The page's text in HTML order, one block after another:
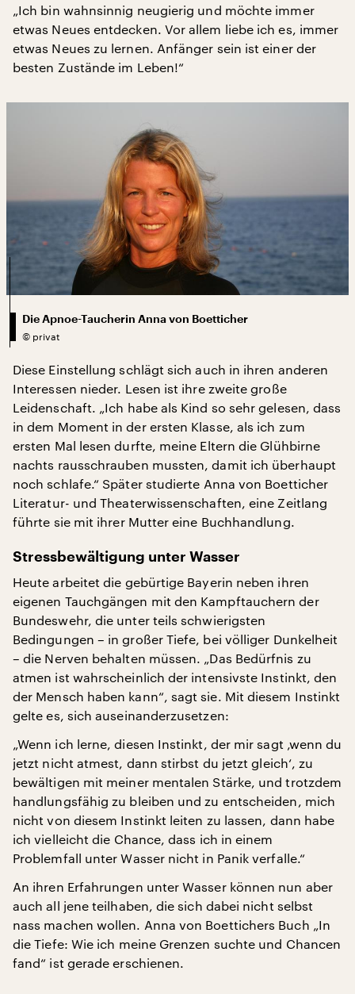
„Ich bin wahnsinnig neugierig und möchte immer
etwas Neues entdecken. Vor allem liebe ich es, immer
etwas Neues zu lernen. Anfänger sein ist einer der
besten Zustände im Leben!“
Die Apnoe-Taucherin Anna von Boetticher
© privat
Diese Einstellung schlägt sich auch in ihren anderen
Interessen nieder. Lesen ist ihre zweite große
Leidenschaft. „Ich habe als Kind so sehr gelesen, dass
in dem Moment in der ersten Klasse, als ich zum
ersten Mal lesen durfte, meine Eltern die Glühbirne
nachts rausschrauben mussten, damit ich überhaupt
noch schlafe.“ Später studierte Anna von Boetticher
Literatur- und Theaterwissenschaften, eine Zeitlang
führte sie mit ihrer Mutter eine Buchhandlung.
Stressbewältigung unter Wasser
Heute arbeitet die gebürtige Bayerin neben ihren
eigenen Tauchgängen mit den Kampftauchern der
Bundeswehr, die unter teils schwierigsten
Bedingungen – in großer Tiefe, bei völliger Dunkelheit
– die Nerven behalten müssen. „Das Bedürfnis zu
atmen ist wahrscheinlich der intensivste Instinkt, den
der Mensch haben kann“, sagt sie. Mit diesem Instinkt
gelte es, sich auseinanderzusetzen:
„Wenn ich lerne, diesen Instinkt, der mir sagt ‚wenn du
jetzt nicht atmest, dann stirbst du jetzt gleich‘, zu
bewältigen mit meiner mentalen Stärke, und trotzdem
handlungsfähig zu bleiben und zu entscheiden, mich
nicht von diesem Instinkt leiten zu lassen, dann habe
ich vielleicht die Chance, dass ich in einem
Problemfall unter Wasser nicht in Panik verfalle.“
An ihren Erfahrungen unter Wasser können nun aber
auch all jene teilhaben, die sich dabei nicht selbst
nass machen wollen. Anna von Boettichers Buch „In
die Tiefe: Wie ich meine Grenzen suchte und Chancen
fand“ ist gerade erschienen.